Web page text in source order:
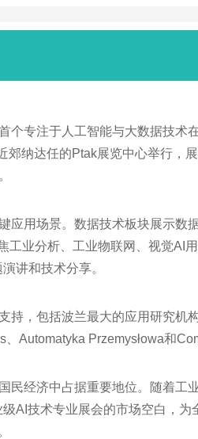
个专注于人工智能与大数据技
郊纳达任的Ptak展览中心举行，
应用场景。数据技术板块展示数
工业分析、工业物联网、视觉AI
讲和技术分享。
持，包括波兰最大的应用研究
Automatyka Przemysłowa和
民经济中占据重要地位。随着工
AI技术专业展会的市场空白，